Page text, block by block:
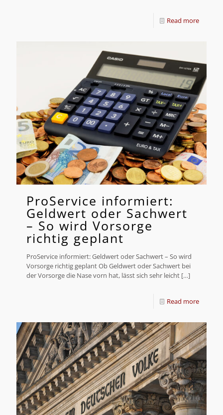
Read more
ProService informiert:
Geldwert oder Sachwert
– So wird Vorsorge
richtig geplant
ProService informiert: Geldwert oder Sachwert – So wird
Vorsorge richtig geplant Ob Geldwert oder Sachwert bei
der Vorsorge die Nase vorn hat, lässt sich sehr leicht […]
Read more